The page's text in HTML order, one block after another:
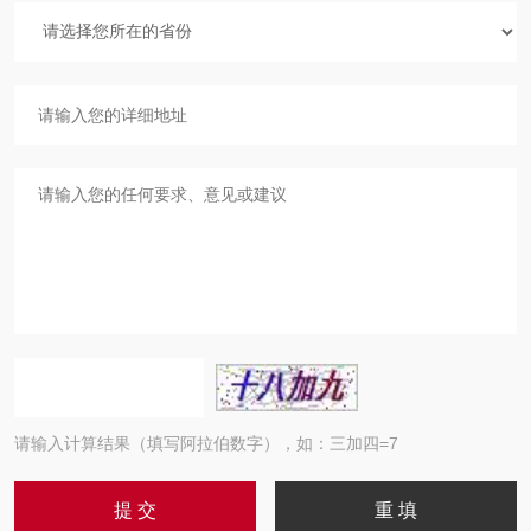
请输入计算结果（填写阿拉伯数字），如：三加四=7